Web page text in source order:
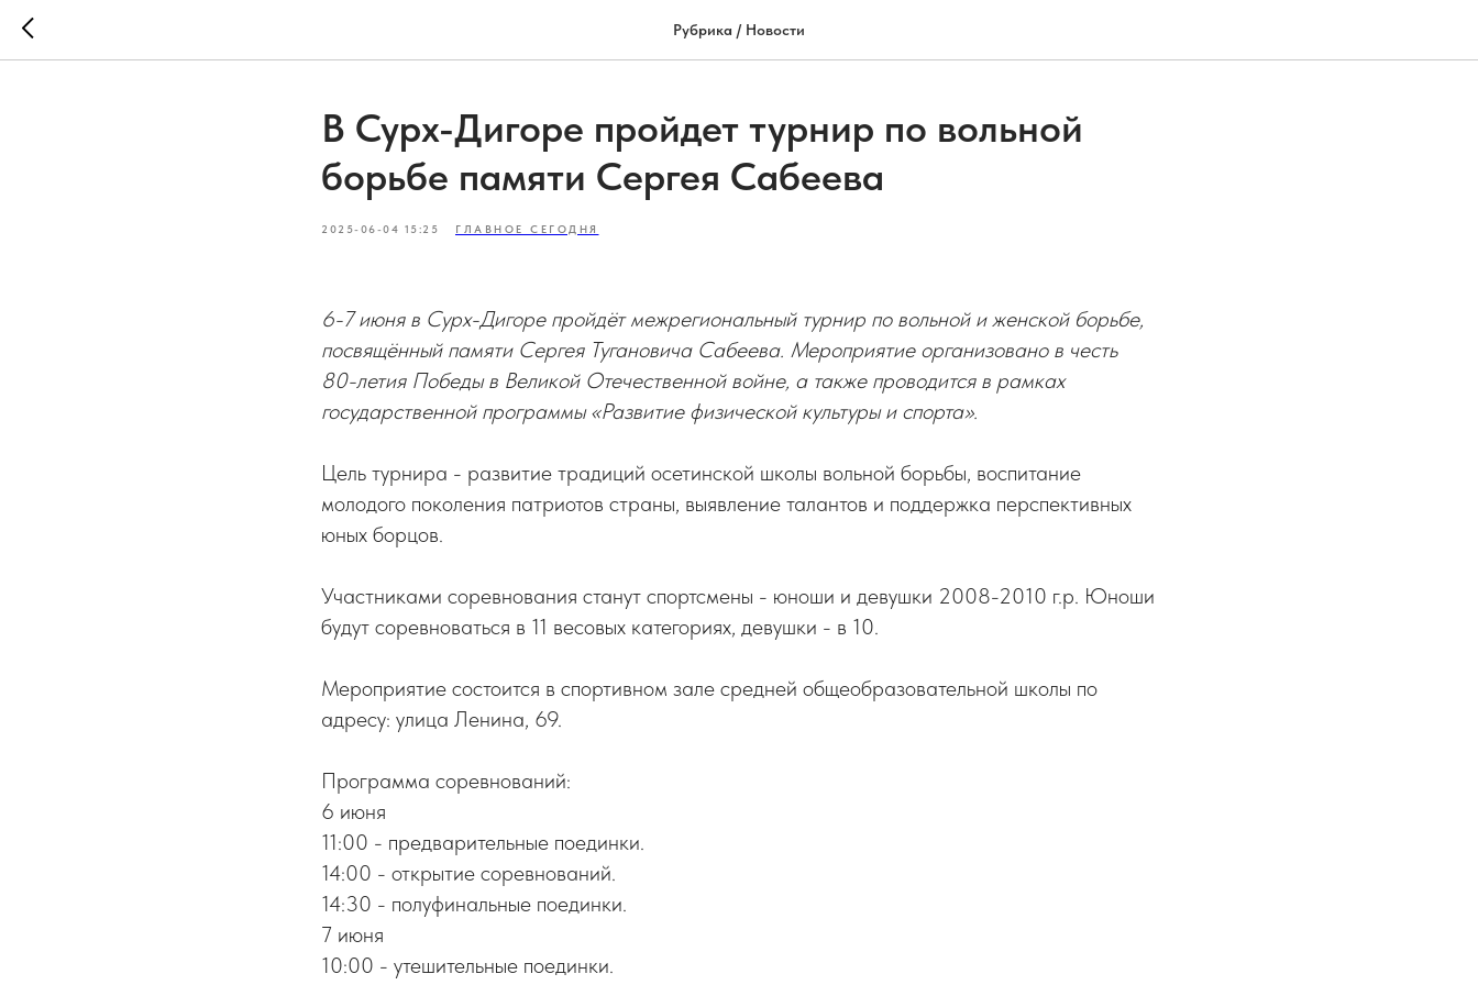
Рубрика / Новости
В Сурх-Дигоре пройдет турнир по вольной
борьбе памяти Сергея Сабеева
2025-06-04 15:25 ГЛАВНОЕ СЕГОДНЯ
6-7 июня в Сурх-Дигоре пройдёт межрегиональный турнир по вольной и женской борьбе,
посвящённый памяти Сергея Тугановича Сабеева. Мероприятие организовано в честь
80-летия Победы в Великой Отечественной войне, а также проводится в рамках
государственной программы «Развитие физической культуры и спорта».
Цель турнира - развитие традиций осетинской школы вольной борьбы, воспитание
молодого поколения патриотов страны, выявление талантов и поддержка перспективных
юных борцов.
Участниками соревнования станут спортсмены - юноши и девушки 2008-2010 г.р. Юноши
будут соревноваться в 11 весовых категориях, девушки - в 10.
Мероприятие состоится в спортивном зале средней общеобразовательной школы по
адресу: улица Ленина, 69.
Программа соревнований:
6 июня
11:00 - предварительные поединки.
14:00 - открытие соревнований.
14:30 - полуфинальные поединки.
7 июня
10:00 - утешительные поединки.